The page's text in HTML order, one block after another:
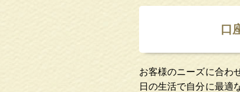
口
お客様のニーズに合わ
日の生活で自分に最適